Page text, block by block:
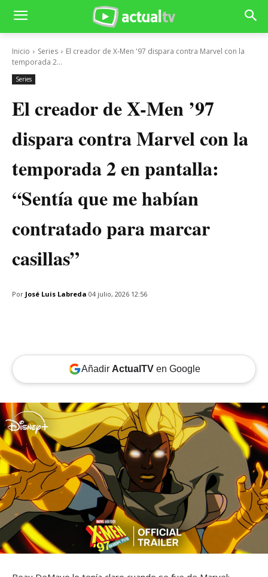
Inicio Series
El creador de X-Men '97 dispara contra Marvel con la
temporada 2...
Series
El creador de X-Men ’97
dispara contra Marvel con la
temporada 2 en pantalla:
“Sentía que me habían
contratado para marcar
casillas”
Por José Luis Labreda 04 julio, 2026 12:56
Añadir ActualTVen Google